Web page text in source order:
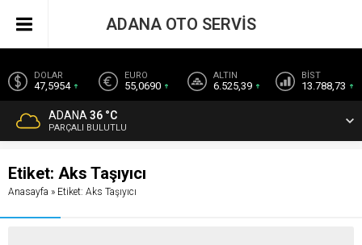
DOLAR
47,5954
EURO
55,0690
ALTIN
6.525,39
BİST
13.788,73
ADANA 36 °C
PARÇALI BULUTLU
ADANA OTO SERVİS
Etiket: Aks Taşıyıcı
Anasayfa » Etiket: Aks Taşıyıcı